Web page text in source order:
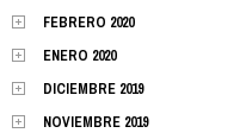
FEBRERO 2020
ENERO 2020
DICIEMBRE 2019
NOVIEMBRE 2019